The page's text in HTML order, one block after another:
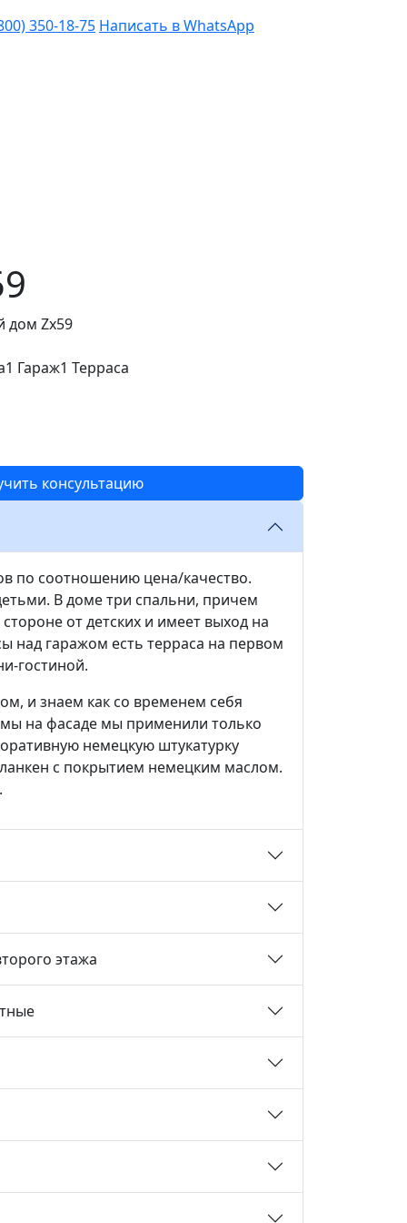
350-18-75 Написать в WhatsApp
дом Zx59
1 Гараж1 Терраса
консультацию
по соотношению цена/качество.
В доме три спальни, причем
от детских и имеет выход на
над гаражом есть терраса на первом
гостиной.
и знаем как со временем себя
на фасаде мы применили только
немецкую штукатурку
с покрытием немецким маслом.
этажа